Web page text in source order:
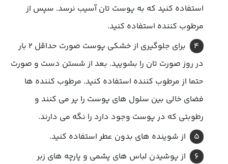
استفاده کنید که به پوست تان آسیب نرسد. سپس از
مرطوب کننده استفاده کنید.
برای جلوگیری از خشکی پوست صورت حداقل 2 بار
در روز صورت تان را بشویید. بعد از شستن دست و صورت
حتما از مرطوب کننده استفاده کنید. مرطوب کننده ها
فضای خالی بین سلول های پوست را پر می کنند و
رطوبتی که در پوست وجود دارد را نگه می دارند.
از شوینده های بدون عطر استفاده کنید.
از پوشیدن لباس های پشمی و پارچه های زبر